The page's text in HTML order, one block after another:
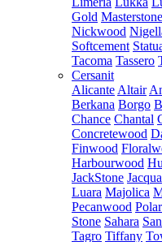
Gold Masterstone
Nickwood
Softcement
Tacoma Tassero
Cersanit
Alicante Altair
Berkana Borgo
Chance Chantal
Concretewood
Finwood
Harbourwood
JackStone
Luara Majolica
Pecanwood
Stone Sahara
Tagro Tiffany